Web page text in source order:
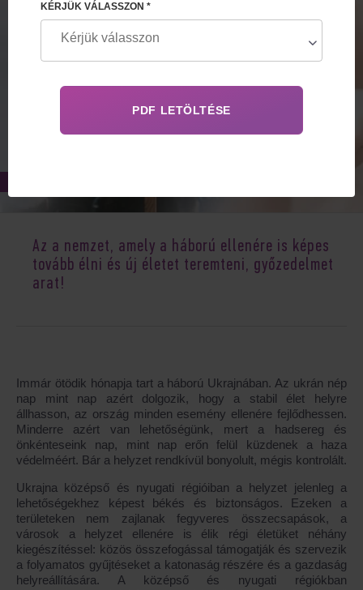
Az a nemzet, amely a háború ellenére is képes
tovább élni és új életet teremteni, győzedelmet
arat!
Immár ötödik hónapja tart a háború Ukrajnában. Az ukrán nép
nap mint nap azért dolgozik, hogy a stabil élet helyre
állhasson, az ország minden esemény ellenére fejlődhessen.
Minderre azért van lehetőségünk, mert a hadsereg és
önkénteseink nap, mint nap erőn felül küzdenek a haza
védelméért. Bár a helyzet rendkívül bonyolult, mégis kontrolált.
Ukrajna középső és nyugati régióiban a helyzet jelenleg a
lehetőségekhez képest békés és biztonságos. Ezeken a
területeken nem zajlanak fegyveres összecsapások, а
városok a helyzet ellenére is élik régi életüket néhány
kiegészítéssel: közös összefogással támogatják és szervezik
a folyamatos gyűjtéseket a katonaság részére és a gazdaság
helyreállítására. A középső és nyugati régiókban
KÉRJÜK VÁLASSZON *